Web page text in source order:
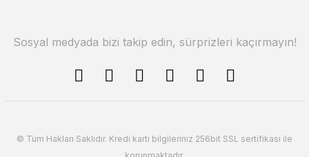
Sosyal medyada bizi takip edin, sürprizleri kaçırmayın!
© Tüm Hakları Saklıdır. Kredi kartı bilgileriniz 256bit SSL sertifikası ile